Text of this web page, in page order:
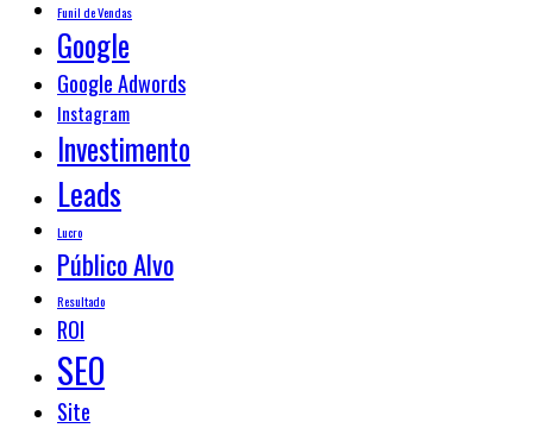
Funil de Vendas
Google
Google Adwords
Instagram
Investimento
Leads
Lucro
Público Alvo
Resultado
ROI
SEO
Site